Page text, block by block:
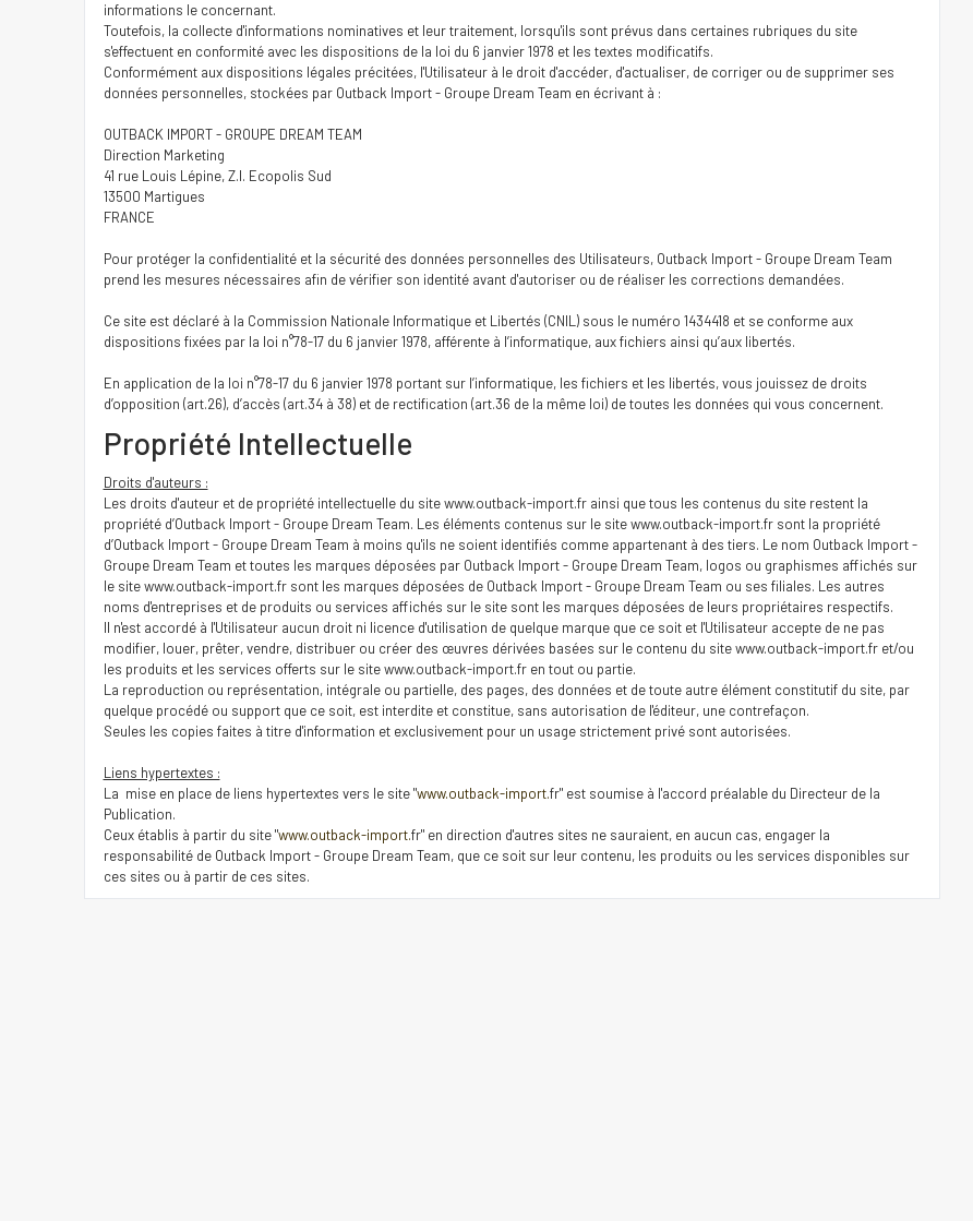
informations le concernant.
Toutefois, la collecte d'informations nominatives et leur traitement, lorsqu'ils sont prévus dans certaines rubriques du site
s'effectuent en conformité avec les dispositions de la loi du 6 janvier 1978 et les textes modificatifs.
Conformément aux dispositions légales précitées, l'Utilisateur à le droit d'accéder, d'actualiser, de corriger ou de supprimer ses
données personnelles, stockées par Outback Import - Groupe Dream Team en écrivant à :
OUTBACK IMPORT - GROUPE DREAM TEAM
Direction Marketing
41 rue Louis Lépine, Z.I. Ecopolis Sud
13500 Martigues
FRANCE
Pour protéger la confidentialité et la sécurité des données personnelles des Utilisateurs, Outback Import - Groupe Dream Team
prend les mesures nécessaires afin de vérifier son identité avant d'autoriser ou de réaliser les corrections demandées.
Ce site est déclaré à la Commission Nationale Informatique et Libertés (CNIL) sous le numéro 1434418 et se conforme aux
dispositions fixées par la loi n°78-17 du 6 janvier 1978, afférente à l’informatique, aux fichiers ainsi qu’aux libertés.
En application de la loi n°78-17 du 6 janvier 1978 portant sur l’informatique, les fichiers et les libertés, vous jouissez de droits
d’opposition (art.26), d’accès (art.34 à 38) et de rectification (art.36 de la même loi) de toutes les données qui vous concernent.
Propriété Intellectuelle
Droits d'auteurs :
Les droits d'auteur et de propriété intellectuelle du site www.outback-import.fr ainsi que tous les contenus du site restent la
propriété d’Outback Import - Groupe Dream Team. Les éléments contenus sur le site www.outback-import.fr sont la propriété
d’Outback Import - Groupe Dream Team à moins qu'ils ne soient identifiés comme appartenant à des tiers. Le nom Outback Import -
Groupe Dream Team et toutes les marques déposées par Outback Import - Groupe Dream Team, logos ou graphismes affichés sur
le site www.outback-import.fr sont les marques déposées de Outback Import - Groupe Dream Team ou ses filiales. Les autres
noms d'entreprises et de produits ou services affichés sur le site sont les marques déposées de leurs propriétaires respectifs.
Il n'est accordé à l'Utilisateur aucun droit ni licence d'utilisation de quelque marque que ce soit et l'Utilisateur accepte de ne pas
modifier, louer, prêter, vendre, distribuer ou créer des œuvres dérivées basées sur le contenu du site www.outback-import.fr et/ou
les produits et les services offerts sur le site www.outback-import.fr en tout ou partie.
La reproduction ou représentation, intégrale ou partielle, des pages, des données et de toute autre élément constitutif du site, par
quelque procédé ou support que ce soit, est interdite et constitue, sans autorisation de l'éditeur, une contrefaçon.
Seules les copies faites à titre d'information et exclusivement pour un usage strictement privé sont autorisées.
Liens hypertextes :
La mise en place de liens hypertextes vers le site "www.outback-import.fr" est soumise à l'accord préalable du Directeur de la
Publication.
Ceux établis à partir du site "www.outback-import.fr" en direction d'autres sites ne sauraient, en aucun cas, engager la
responsabilité de Outback Import - Groupe Dream Team, que ce soit sur leur contenu, les produits ou les services disponibles sur
ces sites ou à partir de ces sites.